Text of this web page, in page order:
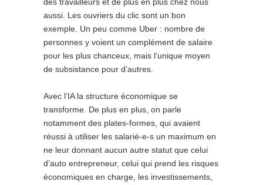
aussi. Les ouvriers du clic sont un bon
exemple. Un peu comme Uber : nombre de
personnes y voient un complément de salaire
pour les plus chanceux, mais l’unique moyen
de subsistance pour d’autres.
Avec l’IA la structure économique se
transforme. De plus en plus, on parle
notamment des plates-formes, qui avaient
réussi à utiliser les salarié-e-s un maximum en
ne leur donnant aucun autre statut que celui
d’auto entrepreneur, celui qui prend les risques
économiques en charge, les investissements,